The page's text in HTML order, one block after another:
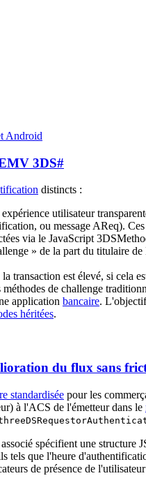
Android
3DS#
distincts :
utilisateur
ou message AReq).
via le JavaScript
» de la part du titulaire
transaction est élevé, si cela
de challenge
application bancaire.
héritées.
du flux sans
standardisée pour les
à l'ACS de l'émetteur dans le
associé spécifient une structure
tels que l'heure
de présence de